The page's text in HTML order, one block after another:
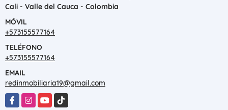
Cali - Valle del Cauca - Colombia
MÓVIL
+573155577164
TELÉFONO
+573155577164
EMAIL
redinmobiliaria19@gmail.com
FacebookInstagramYouTubeTikTok